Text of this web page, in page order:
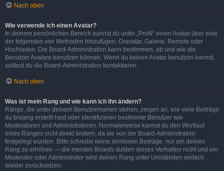
Nach oben
Wie verwende ich einen Avatar?
In deinem persönlichen Bereich kannst du unter „Profil“ einen Avatar über eine
der folgenden vier Methoden hinzufügen: Gravatar, Galerie, Remote oder
Hochladen. Die Board-Administration kann bestimmen, ob und wie die
Benutzer Avatare benutzen können. Wenn du keinen Avatar benutzen kannst,
solltest du die Board-Administration kontaktieren.
Nach oben
Was ist mein Rang und wie kann ich ihn ändern?
Ränge, die unter deinem Benutzernamen stehen, zeigen an, wie viele Beiträge
du bislang erstellt hast oder identifizieren bestimmte Benutzer wie
Moderatoren und Administratoren. Normalerweise kannst du den Wortlaut
eines Ranges nicht direkt ändern, da sie von der Board-Administration
festgelegt wurden. Bitte schreibe keine sinnlosen Beiträge, nur um deinen
Rang zu erhöhen — die meisten Boards dulden dieses Verhalten nicht und ein
Moderator oder Administrator wird deinen Rang unter Umständen einfach
wieder zurücksetzen.